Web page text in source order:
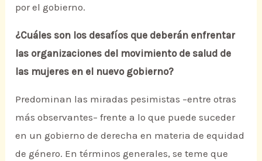
por el gobierno.
¿Cuáles son los desafíos que deberán enfrentar
las organizaciones del movimiento de salud de
las mujeres en el nuevo gobierno?
Predominan las miradas pesimistas –entre otras
más observantes– frente a lo que puede suceder
en un gobierno de derecha en materia de equidad
de género. En términos generales, se teme que